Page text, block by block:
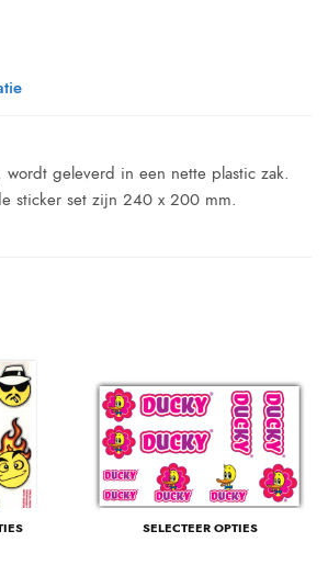
wordt geleverd in een nette plastic zak.
sticker set zijn 240 x 200 mm.
SELECTEER OPTIES